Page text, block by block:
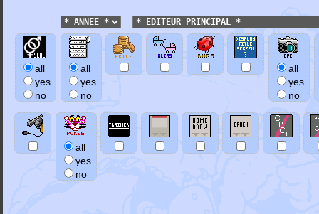
all
yes
no
all
yes
no
all
yes
no
all
yes
no